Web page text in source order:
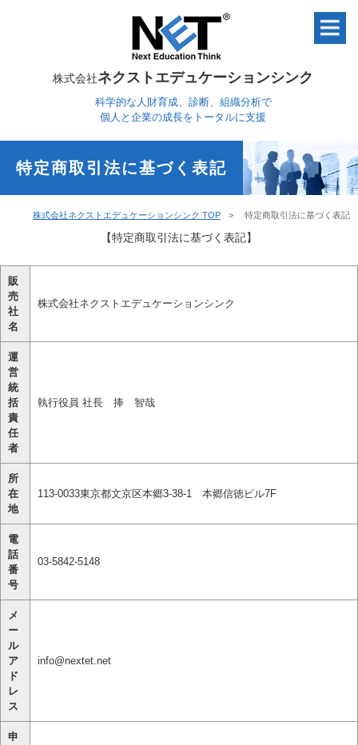
株式会社ネクストエデュケーションシンク
科学的な人財育成、診断、組織分析で
個人と企業の成長をトータルに支援
特定商取引法に基づく表記
株式会社ネクストエデュケーションシンク TOP 特定商取引法に基づく表記
【特定商取引法に基づく表記】
販
売
社
名
株式会社ネクストエデュケーションシンク
運
営
統
括
責
任
者
執行役員 社長 捧 智哉
所
在
地
113-0033東京都文京区本郷3-38-1 本郷信徳ビル7F
電
話
番
号
03-5842-5148
メ
ー
ル
ア
ド
レ
ス
info@nextet.net
申